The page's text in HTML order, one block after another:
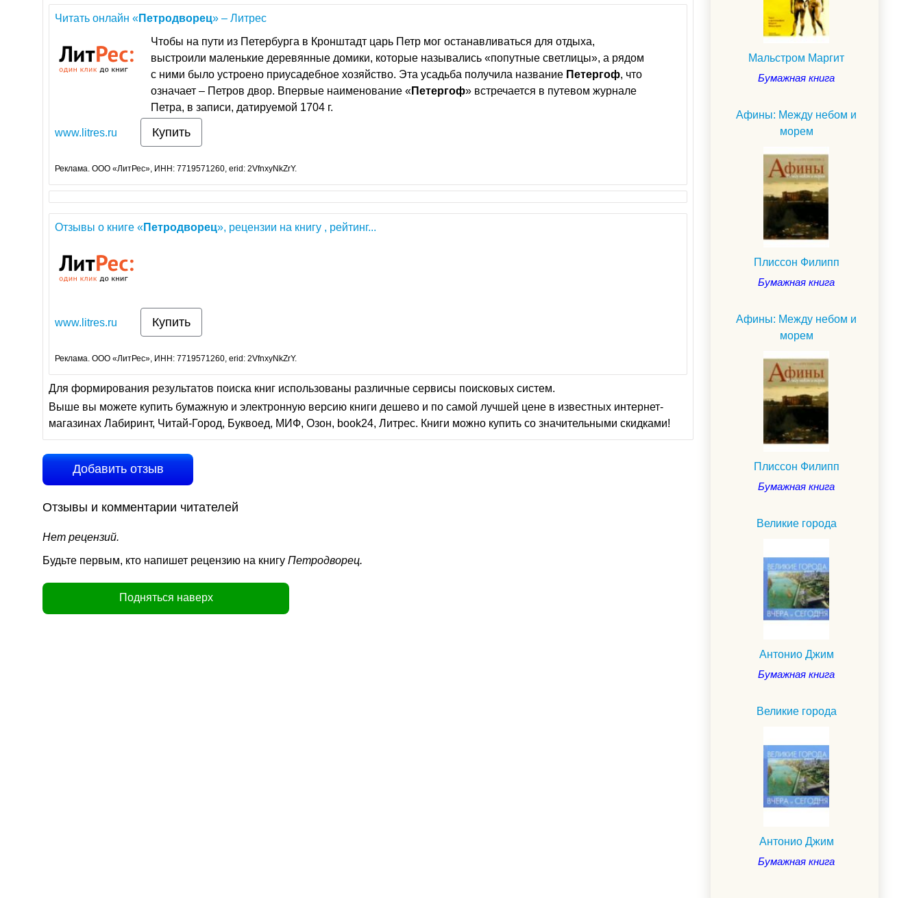
Читать онлайн «Петродворец» – Литрес
Чтобы на пути из Петербурга в Кронштадт царь Петр мог останавливаться для отдыха,
выстроили маленькие деревянные домики, которые назывались «попутные светлицы», а рядом
с ними было устроено приусадебное хозяйство. Эта усадьба получила название Петергоф, что
означает – Петров двор. Впервые наименование «Петергоф» встречается в путевом журнале
Петра, в записи, датируемой 1704 г.
www.litres.ru Купить
Реклама. ООО «ЛитРес», ИНН: 7719571260, erid: 2VfnxyNkZrY.
Отзывы о книге «Петродворец», рецензии на книгу , рейтинг...
www.litres.ru Купить
Реклама. ООО «ЛитРес», ИНН: 7719571260, erid: 2VfnxyNkZrY.
Для формирования результатов поиска книг использованы различные сервисы поисковых систем.
Выше вы можете купить бумажную и электронную версию книги дешево и по самой лучшей цене в известных интернет-
магазинах Лабиринт, Читай-Город, Буквоед, МИФ, Озон, book24, Литрес. Книги можно купить со значительными скидками!
Добавить отзыв
Отзывы и комментарии читателей
Нет рецензий.
Будьте первым, кто напишет рецензию на книгу Петродворец.
Подняться наверх
Мальстром Маргит
Бумажная книга
Афины: Между небом и
морем
Плиссон Филипп
Бумажная книга
Афины: Между небом и
морем
Плиссон Филипп
Бумажная книга
Великие города
Антонио Джим
Бумажная книга
Великие города
Антонио Джим
Бумажная книга